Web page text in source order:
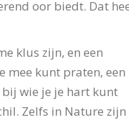
oor biedt. Dat
klus zijn, en een
mee kunt praten, een
wie je je hart kunt
Zelfs in Nature zijn